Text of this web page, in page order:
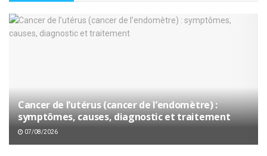
Cancer de l’utérus (cancer de l’endomètre) :
symptômes, causes, diagnostic et traitement
07/08/2026